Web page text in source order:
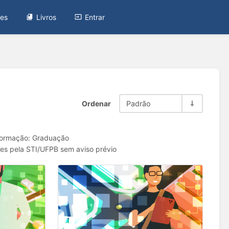
Livros Entrar
Ordenar Padrão
Graduação
pela STI/UFPB sem aviso prévio